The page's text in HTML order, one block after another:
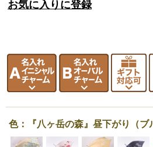
お気に入りに登録
色：『八ヶ岳の森』昼下がり（ブ